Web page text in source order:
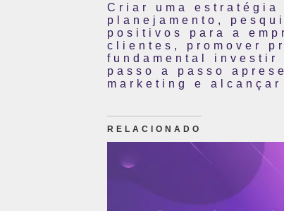
Criar uma estratégia
planejamento,
positivos para a
clientes, promover
fundamental investir
passo a passo
marketing e
RELACIONADO